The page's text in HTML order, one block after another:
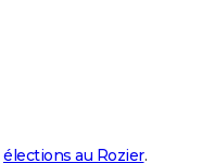
élections au Rozier.